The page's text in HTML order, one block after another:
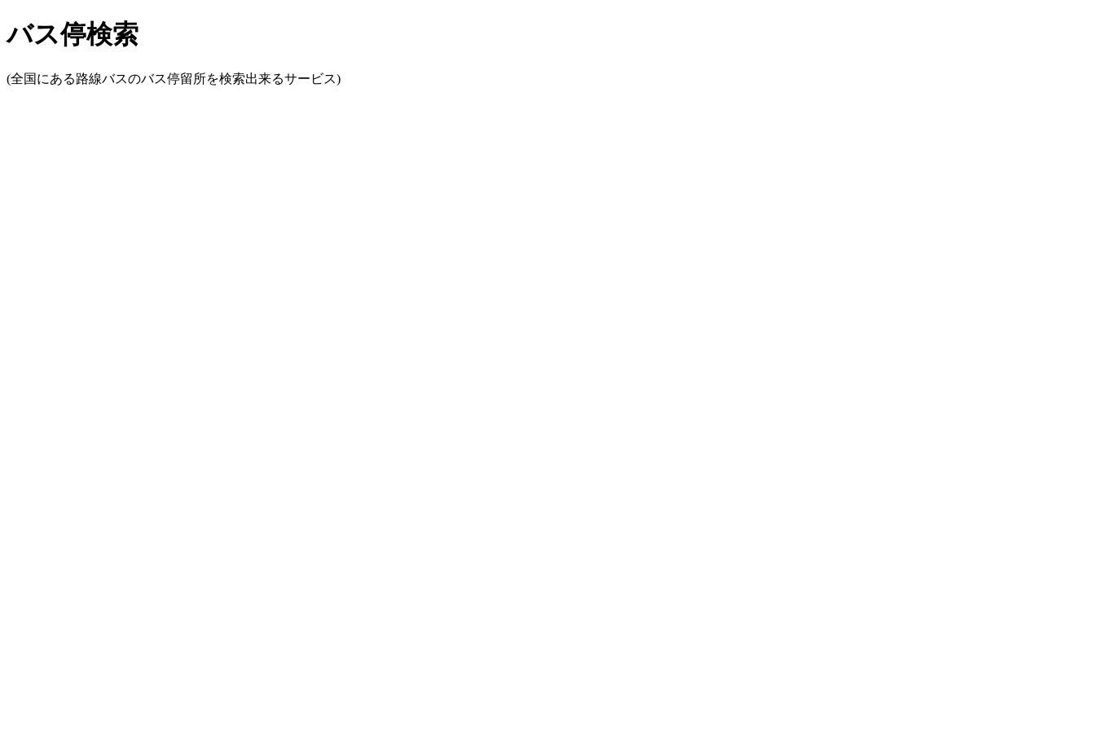
バス停検索
(全国にある路線バスのバス停留所を検索出来るサービス)